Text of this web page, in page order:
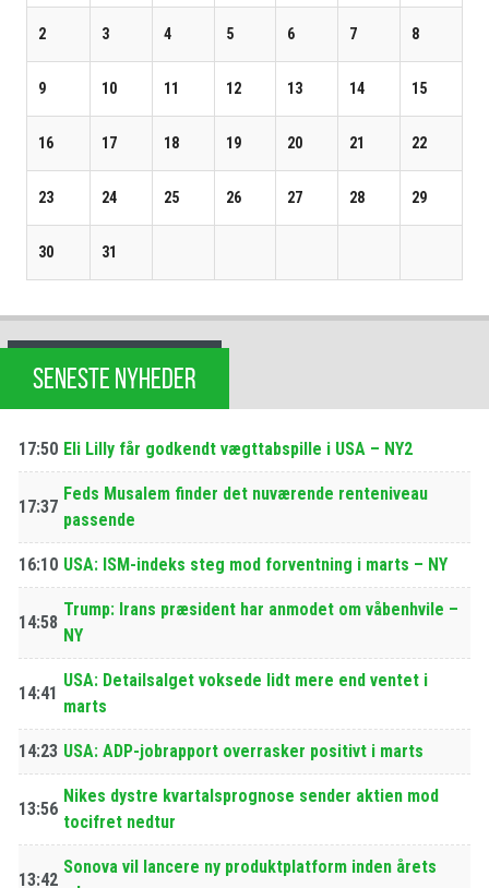
2 3 4 5 6 7 8
9 10 11 12 13 14 15
16 17 18 19 20 21 22
23 24 25 26 27 28 29
30 31
SENESTE NYHEDER
17:50 Eli Lilly får godkendt vægttabspille i USA – NY2
17:37
Feds Musalem finder det nuværende renteniveau
passende
16:10 USA: ISM-indeks steg mod forventning i marts – NY
14:58
Trump: Irans præsident har anmodet om våbenhvile –
NY
14:41
USA: Detailsalget voksede lidt mere end ventet i
marts
14:23 USA: ADP-jobrapport overrasker positivt i marts
13:56
Nikes dystre kvartalsprognose sender aktien mod
tocifret nedtur
13:42
Sonova vil lancere ny produktplatform inden årets